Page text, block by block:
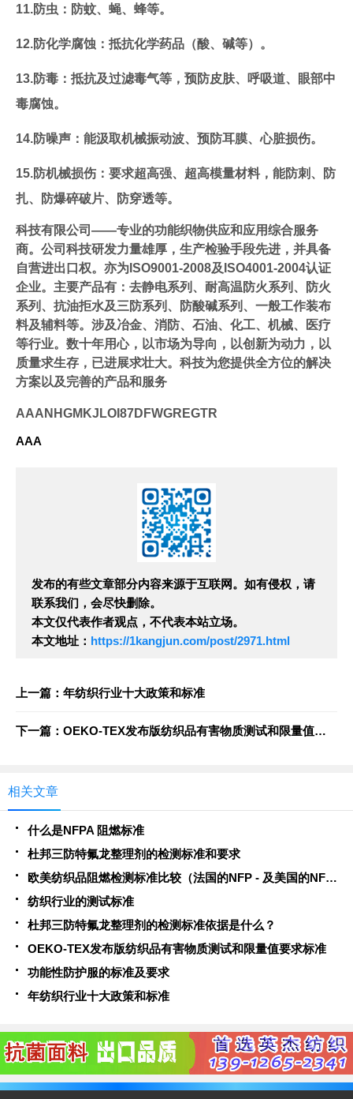
11.防虫：防蚊、蝇、蜂等。
12.防化学腐蚀：抵抗化学药品（酸、碱等）。
13.防毒：抵抗及过滤毒气等，预防皮肤、呼吸道、眼部中
毒腐蚀。
14.防噪声：能汲取机械振动波、预防耳膜、心脏损伤。
15.防机械损伤：要求超高强、超高模量材料，能防刺、防
扎、防爆碎破片、防穿透等。
科技有限公司——专业的功能织物供应和应用综合服务
商。公司科技研发力量雄厚，生产检验手段先进，并具备
自营进出口权。亦为ISO9001-2008及ISO4001-2004认证
企业。主要产品有：去静电系列、耐高温防火系列、防火
系列、抗油拒水及三防系列、防酸碱系列、一般工作装布
料及辅料等。涉及冶金、消防、石油、化工、机械、医疗
等行业。数十年用心，以市场为导向，以创新为动力，以
质量求生存，已进展求壮大。科技为您提供全方位的解决
方案以及完善的产品和服务
AAANHGMKJLOI87DFWGREGTR
AAA
发布的有些文章部分内容来源于互联网。如有侵权，请
联系我们，会尽快删除。
本文仅代表作者观点，不代表本站立场。
本文地址： https://1kangjun.com/post/2971.html
上一篇：年纺织行业十大政策和标准
下一篇：OEKO-TEX发布版纺织品有害物质测试和限量值要求标准
相关文章
什么是NFPA 阻燃标准
杜邦三防特氟龙整理剂的检测标准和要求
欧美纺织品阻燃检测标准比较（法国的NFP - 及美国的NFPA ）
纺织行业的测试标准
杜邦三防特氟龙整理剂的检测标准依据是什么？
OEKO-TEX发布版纺织品有害物质测试和限量值要求标准
功能性防护服的标准及要求
年纺织行业十大政策和标准